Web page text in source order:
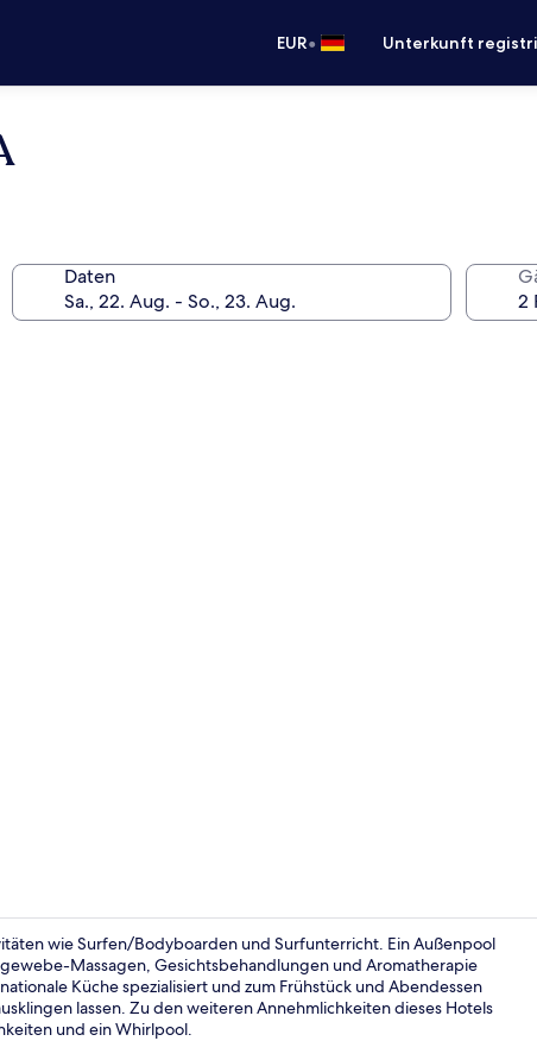
EUR• Unterkunft
Daten
Frühstück
wie Surfen/Bodyboarden und Surfunterricht. Ein Außenpool
Massagen, Gesichtsbehandlungen und Aromatherapie
Küche spezialisiert und zum Frühstück und Abendessen
lassen. Zu den weiteren Annehmlichkeiten dieses Hotels
und ein Whirlpool.